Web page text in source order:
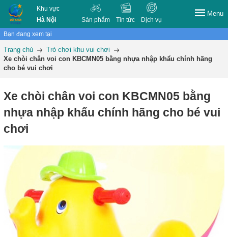
Khu vực
Hà Nội
Sản phẩm Tin tức Dịch vụ
Menu
Bạn đang xem tại
Trang chủ
Trò chơi khu vui chơi
Xe chòi chân voi con KBCMN05 bằng nhựa nhập khẩu chính hãng
cho bé vui chơi
Xe chòi chân voi con KBCMN05 bằng
nhựa nhập khẩu chính hãng cho bé vui
chơi